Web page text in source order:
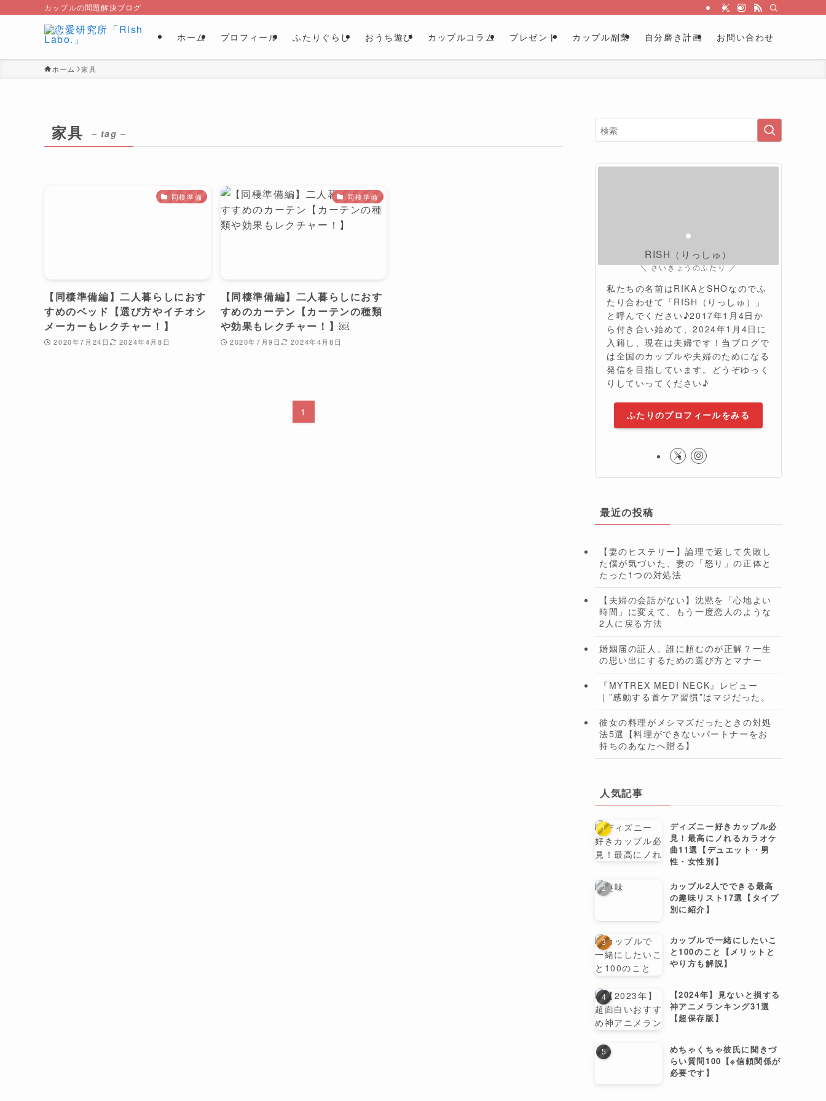
カップルの問題解決ブログ
ホーム プロフィール ふたりぐらし おうち遊び カップルコラム プレゼント カップル副業 自分磨き計画 お問い合わせ
ホーム 家具
家具 – tag –
同棲準備
【同棲準備編】二人暮らしにおす
すめのベッド【選び方やイチオシ
メーカーもレクチャー！】
2020年7月24日 2024年4月8日
同棲準備
【同棲準備編】二人暮らしにおす
すめのカーテン【カーテンの種類
や効果もレクチャー！】￼
2020年7月9日 2024年4月8日
1
RISH（りっしゅ）
＼ さいきょうのふたり ／
私たちの名前はRIKAとSHOなのでふ
たり合わせて「RISH（りっしゅ）」
と呼んでください♪2017年1月4日か
ら付き合い始めて、2024年1月4日に
入籍し、現在は夫婦です！当ブログで
は全国のカップルや夫婦のためになる
発信を目指しています。どうぞゆっく
りしていってください♪
ふたりのプロフィールをみる
最近の投稿
【妻のヒステリー】論理で返して失敗し
た僕が気づいた、妻の「怒り」の正体と
たった1つの対処法
【夫婦の会話がない】沈黙を「心地よい
時間」に変えて、もう一度恋人のような
2人に戻る方法
婚姻届の証人、誰に頼むのが正解？一生
の思い出にするための選び方とマナー
『MYTREX MEDI NECK』レビュー
｜”感動する首ケア習慣”はマジだった。
彼女の料理がメシマズだったときの対処
法5選【料理ができないパートナーをお
持ちのあなたへ贈る】
人気記事
ディズニー好きカップル必
見！最高にノれるカラオケ
曲11選【デュエット・男
性・女性別】
カップル2人でできる最高
の趣味リスト17選【タイプ
別に紹介】
カップルで一緒にしたいこ
と100のこと【メリットと
やり方も解説】
【2024年】見ないと損する
神アニメランキング31選
【超保存版】
めちゃくちゃ彼氏に聞きづ
らい質問100【※信頼関係が
必要です】